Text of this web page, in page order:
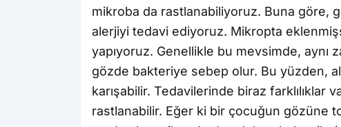
mikroba da rastlanabiliyoruz. Buna göre,
alerjiyi tedavi ediyoruz. Mikropta
yapıyoruz. Genellikle bu mevsimde, aynı
gözde bakteriye sebep olur. Bu yüzden,
karışabilir. Tedavilerinde biraz farklılıklar
rastlanabilir. Eğer ki bir çocuğun gözüne